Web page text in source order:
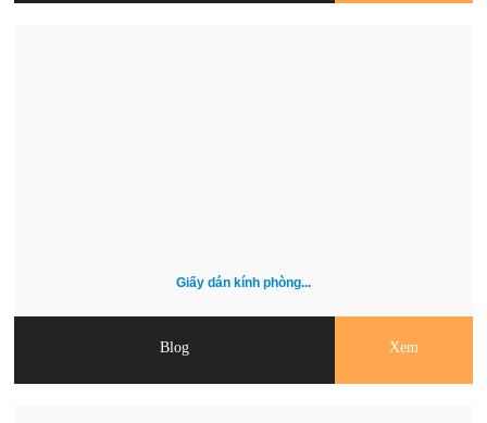
Giấy dán kính phòng...
Blog Xem